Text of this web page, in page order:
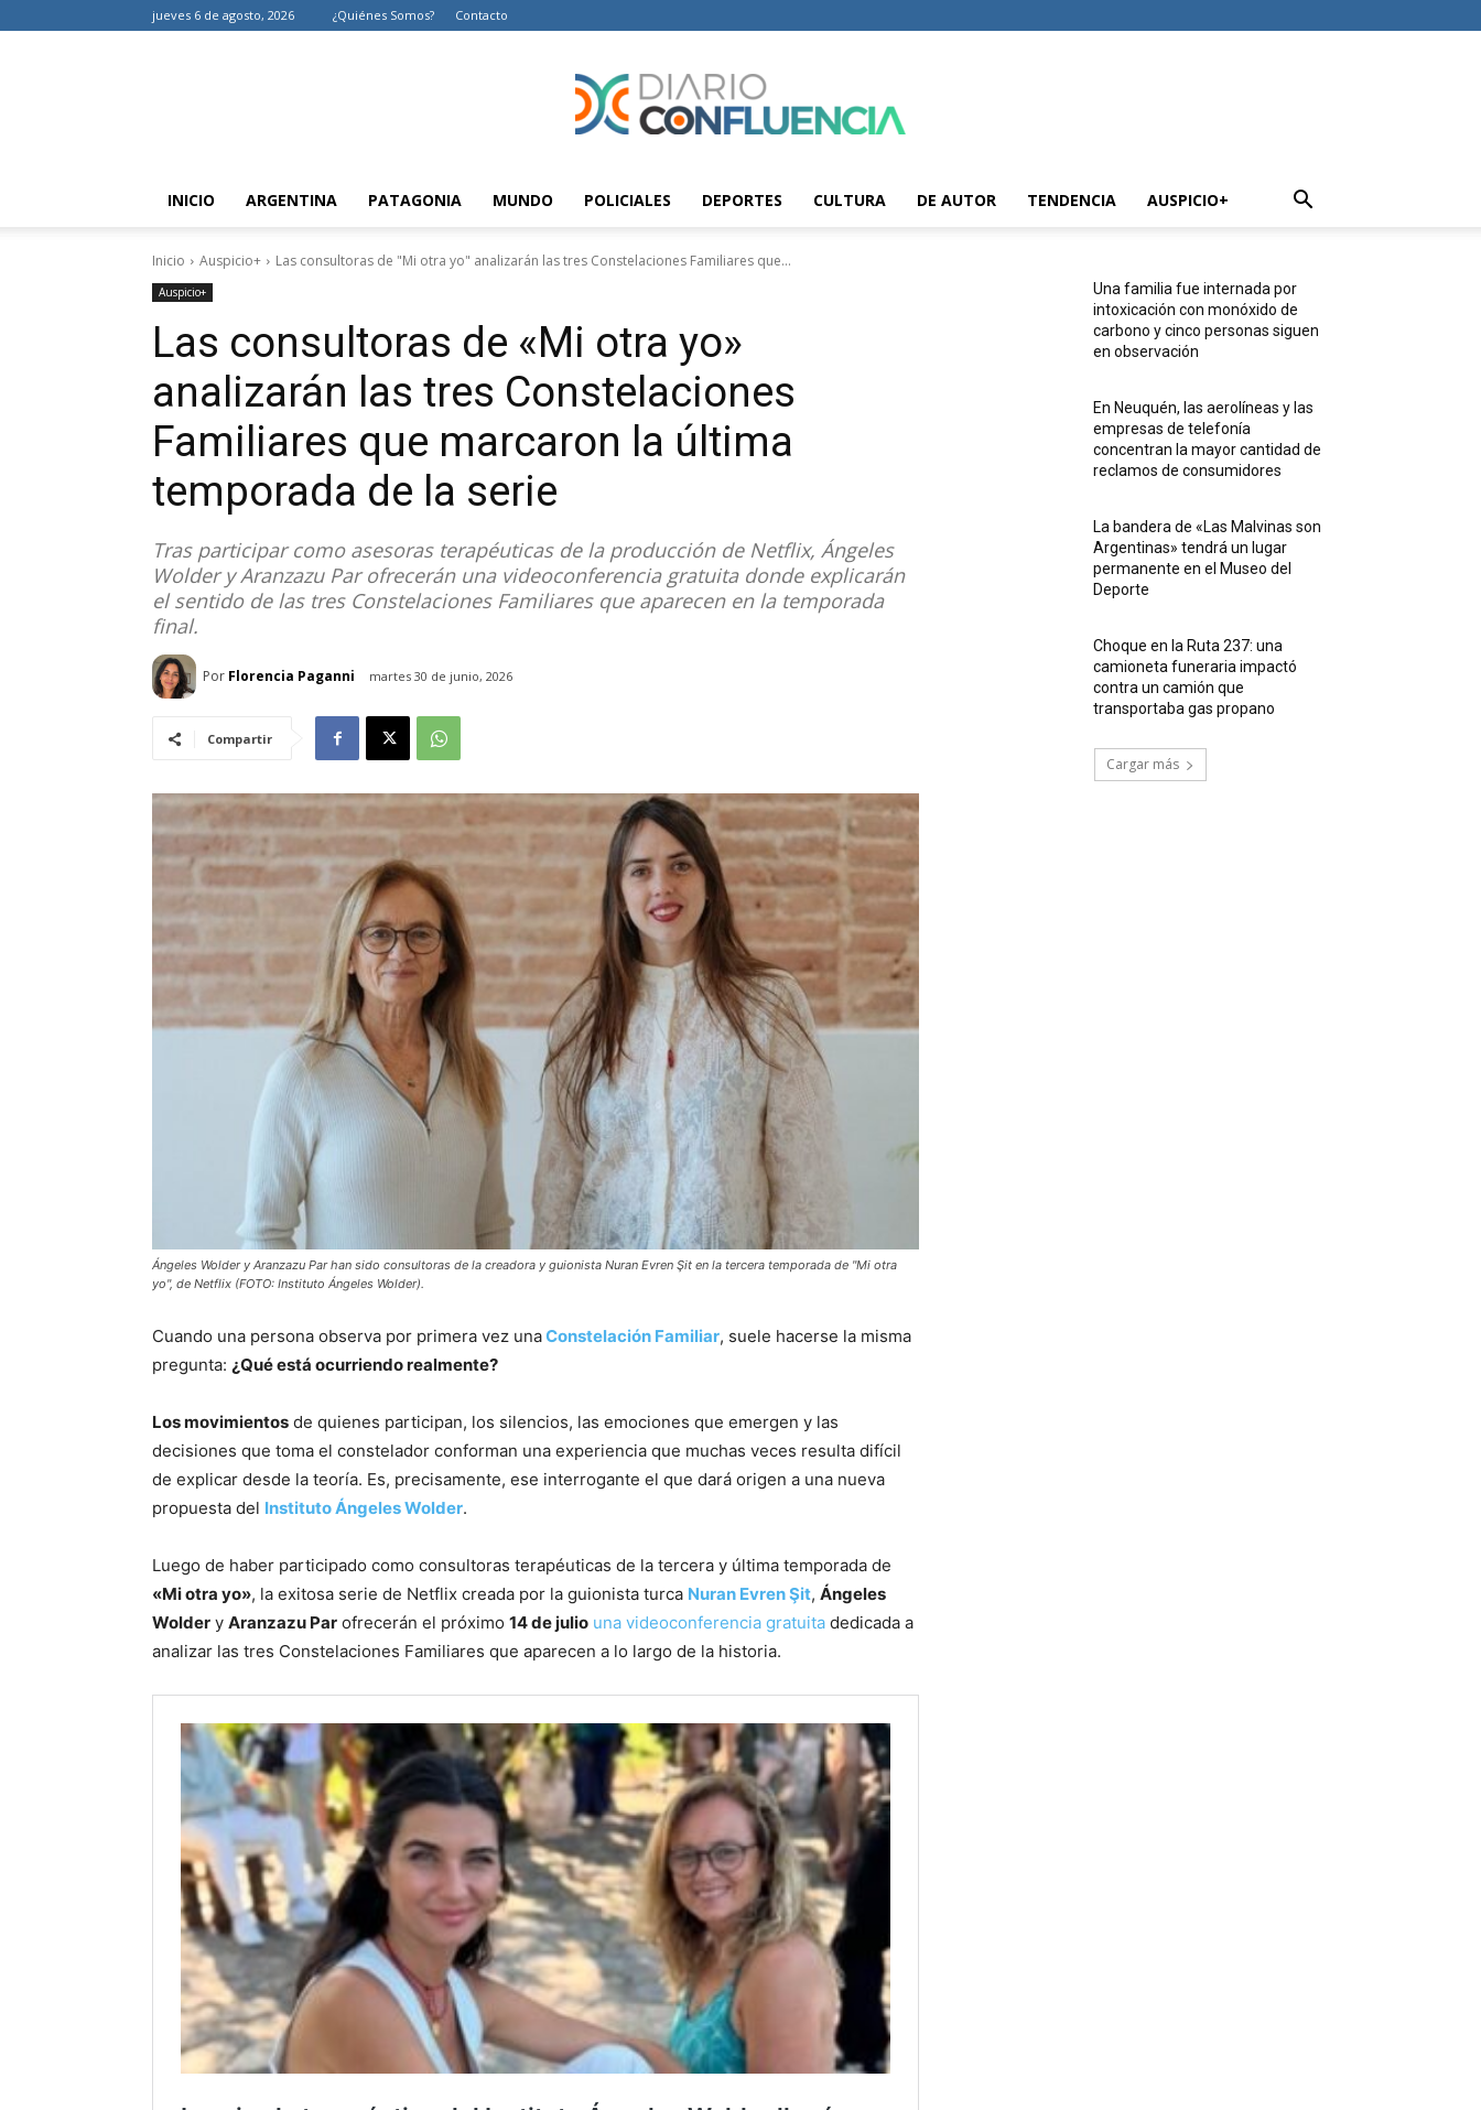
jueves 6 de agosto, 2026 ¿Quiénes Somos? Contacto
Diario
Confluencia
Argentina
INICIO ARGENTINA PATAGONIA MUNDO POLICIALES DEPORTES CULTURA DE AUTOR TENDENCIA AUSPICIO+
Inicio Auspicio+ Las consultoras de "Mi otra yo" analizarán las tres Constelaciones Familiares que...
Auspicio+
Las consultoras de «Mi otra yo»
analizarán las tres Constelaciones
Familiares que marcaron la última
temporada de la serie
Tras participar como asesoras terapéuticas de la producción de Netflix, Ángeles
Wolder y Aranzazu Par ofrecerán una videoconferencia gratuita donde explicarán
el sentido de las tres Constelaciones Familiares que aparecen en la temporada
final.
Por Florencia Paganni martes 30 de junio, 2026
Compartir
Ángeles Wolder y Aranzazu Par han sido consultoras de la creadora y guionista Nuran Evren Şit en la tercera temporada de "Mi otra
yo", de Netflix (FOTO: Instituto Ángeles Wolder).
Cuando una persona observa por primera vez unaConstelación Familiar, suele hacerse la misma
pregunta: ¿Qué está ocurriendo realmente?
Los movimientos de quienes participan, los silencios, las emociones que emergen y las
decisiones que toma el constelador conforman una experiencia que muchas veces resulta difícil
de explicar desde la teoría. Es, precisamente, ese interrogante el que dará origen a una nueva
propuesta del Instituto Ángeles Wolder.
Luego de haber participado como consultoras terapéuticas de la tercera y última temporada de
«Mi otra yo», la exitosa serie de Netflix creada por la guionista turca Nuran Evren Şit, Ángeles
Wolder y Aranzazu Par ofrecerán el próximo 14 de julio una videoconferencia gratuita dedicada a
analizar las tres Constelaciones Familiares que aparecen a lo largo de la historia.
Una familia fue internada por
intoxicación con monóxido de
carbono y cinco personas siguen
en observación
En Neuquén, las aerolíneas y las
empresas de telefonía
concentran la mayor cantidad de
reclamos de consumidores
La bandera de «Las Malvinas son
Argentinas» tendrá un lugar
permanente en el Museo del
Deporte
Choque en la Ruta 237: una
camioneta funeraria impactó
contra un camión que
transportaba gas propano
Cargar más